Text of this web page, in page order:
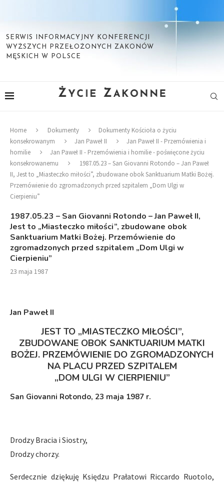
SERWIS INFORMACYJNY KONFERENCJI
WYŻSZYCH PRZEŁOŻONYCH ZAKONÓW
MĘSKICH W POLSCE
Home Dokumenty
Dokumenty Kościoła o życiu
konsekrowanym
Jan Paweł II
Jan Paweł II - Przemówienia i
homilie
Jan Paweł II - Przemówienia i homilie - poświęcone życiu
konsekrowanemu
1987.05.23 – San Giovanni Rotondo – Jan Paweł
II, Jest to „Miasteczko miłości”, zbudowane obok Sanktuarium Matki Bożej.
Przemówienie do zgromadzonych przed szpitalem „Dom Ulgi w
Cierpieniu”
1987.05.23 – San Giovanni Rotondo – Jan Paweł II,
Jest to „Miasteczko miłości”, zbudowane obok
Sanktuarium Matki Bożej. Przemówienie do
zgromadzonych przed szpitalem „Dom Ulgi w
Cierpieniu”
23 maja 1987
Jan Paweł II
JEST TO „MIASTECZKO MIŁOŚCI”,
ZBUDOWANE OBOK SANKTUARIUM MATKI
BOŻEJ. PRZEMÓWIENIE DO ZGROMADZONYCH
NA PLACU PRZED SZPITALEM
„DOM ULGI W CIERPIENIU”
San Giovanni Rotondo, 23 maja 1987 r.
Drodzy Bracia i Siostry,
Drodzy chorzy.
Serdecznie dziękuję Księdzu Prałatowi Riccardo Ruotolo,